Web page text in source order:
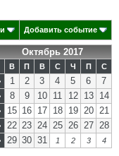
Добавить событие
Октябрь 2017
В П В С Ч П
С
1 2 3 4 5 6 7
8 9 10 11 12 13 14
15 16 17 18 19 20 21
22 23 24 25 26 27 28
29 30 31 1 2 3 4